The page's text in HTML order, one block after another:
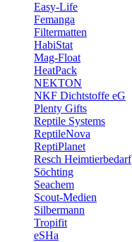
Easy-Life
Femanga
Filtermatten
HabiStat
Mag-Float
HeatPack
NEKTON
NKF Dichtstoffe eG
Plenty Gifts
Reptile Systems
ReptileNova
ReptiPlanet
Resch Heimtierbedarf
Söchting
Seachem
Scout-Medien
Silbermann
Tropifit
eSHa